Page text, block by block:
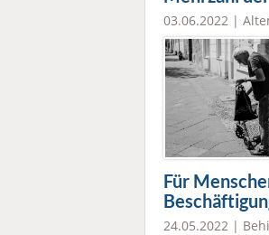
03.06.2022 |
Für
24.05.2022 |